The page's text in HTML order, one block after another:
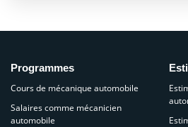
Programmes
Cours de mécanique automobile
Salaires comme mécanicien
automobile